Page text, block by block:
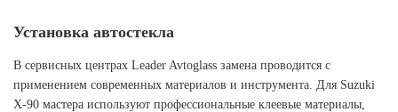
Установка автостекла
В сервисных центрах Leader Avtoglass замена проводится с
применением современных материалов и инструмента. Для Suzuki
X-90 мастера используют профессиональные клеевые материалы,